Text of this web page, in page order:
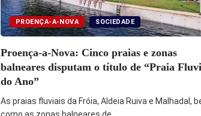
PROENÇA-A-NOVA SOCIEDADE
Proença-a-Nova: Cinco praias e zonas
balneares disputam o título de “Praia
do Ano”
As praias fluviais da Fróia, Aldeia Ruiva e Malhadal,